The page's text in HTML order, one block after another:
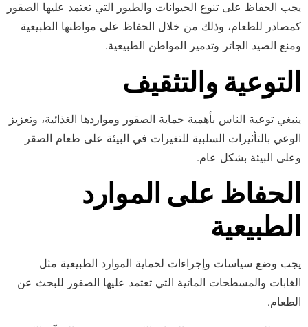
يجب الحفاظ على تنوع الحيوانات والطيور التي تعتمد عليها الصقور
كمصادر للطعام، وذلك من خلال الحفاظ على مواطنها الطبيعية
ومنع الصيد الجائر وتدمير المواطن الطبيعية.
التوعية والتثقيف
ينبغي توعية الناس بأهمية حماية الصقور ومواردها الغذائية، وتعزيز
الوعي بالتأثيرات السلبية للتغيرات في البيئة على طعام الصقر
وعلى البيئة بشكل عام.
الحفاظ على الموارد
الطبيعية
يجب وضع سياسات وإجراءات لحماية الموارد الطبيعية مثل
الغابات والمسطحات المائية التي تعتمد عليها الصقور للبحث عن
الطعام.